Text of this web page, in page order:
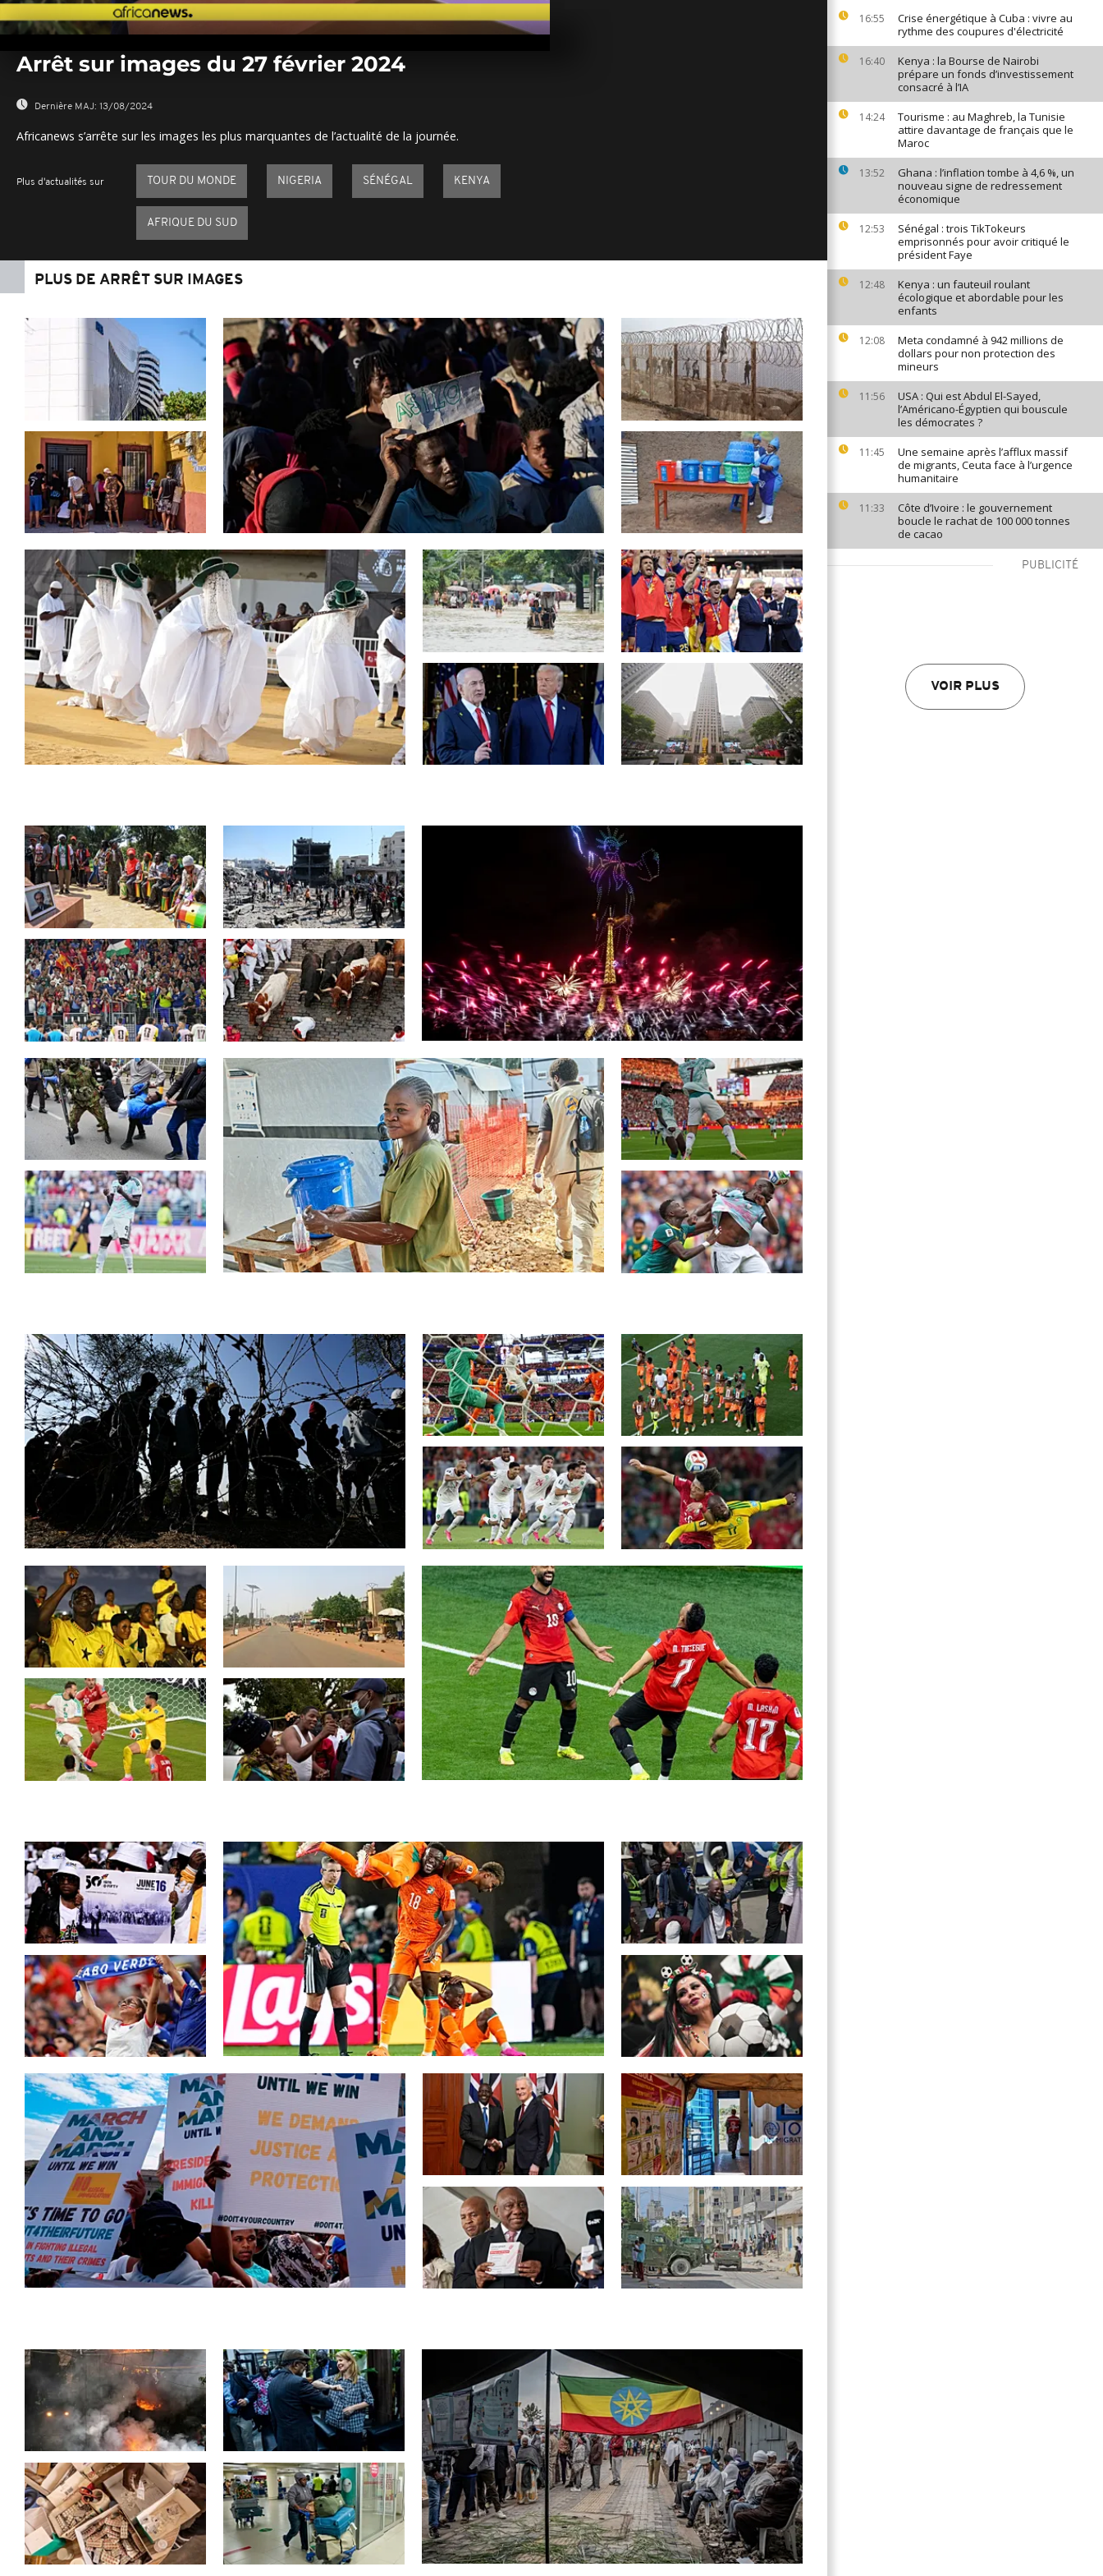
16:55
Crise énergétique à Cuba : vivre au
rythme des coupures d'électricité
16:40
Kenya : la Bourse de Nairobi
prépare un fonds d’investissement
consacré à l’IA
14:24
Tourisme : au Maghreb, la Tunisie
attire davantage de français que le
Maroc
13:52
Ghana : l’inflation tombe à 4,6 %, un
nouveau signe de redressement
économique
12:53
Sénégal : trois TikTokeurs
emprisonnés pour avoir critiqué le
président Faye
12:48
Kenya : un fauteuil roulant
écologique et abordable pour les
enfants
12:08
Meta condamné à 942 millions de
dollars pour non protection des
mineurs
11:56
USA : Qui est Abdul El-Sayed,
l’Américano-Égyptien qui bouscule
les démocrates ?
11:45
Une semaine après l’afflux massif
de migrants, Ceuta face à l’urgence
humanitaire
11:33
Côte d’Ivoire : le gouvernement
boucle le rachat de 100 000 tonnes
de cacao
PUBLICITÉ
VOIR PLUS
seconds
0%
Arrêt sur images du 27 février 2024
Dernière MAJ: 13/08/2024
Africanews s’arrête sur les images les plus marquantes de l’actualité de la journée.
Plus d'actualités sur TOUR DU MONDE NIGERIA SÉNÉGAL KENYA
AFRIQUE DU SUD
PLUS DE ARRÊT SUR IMAGES